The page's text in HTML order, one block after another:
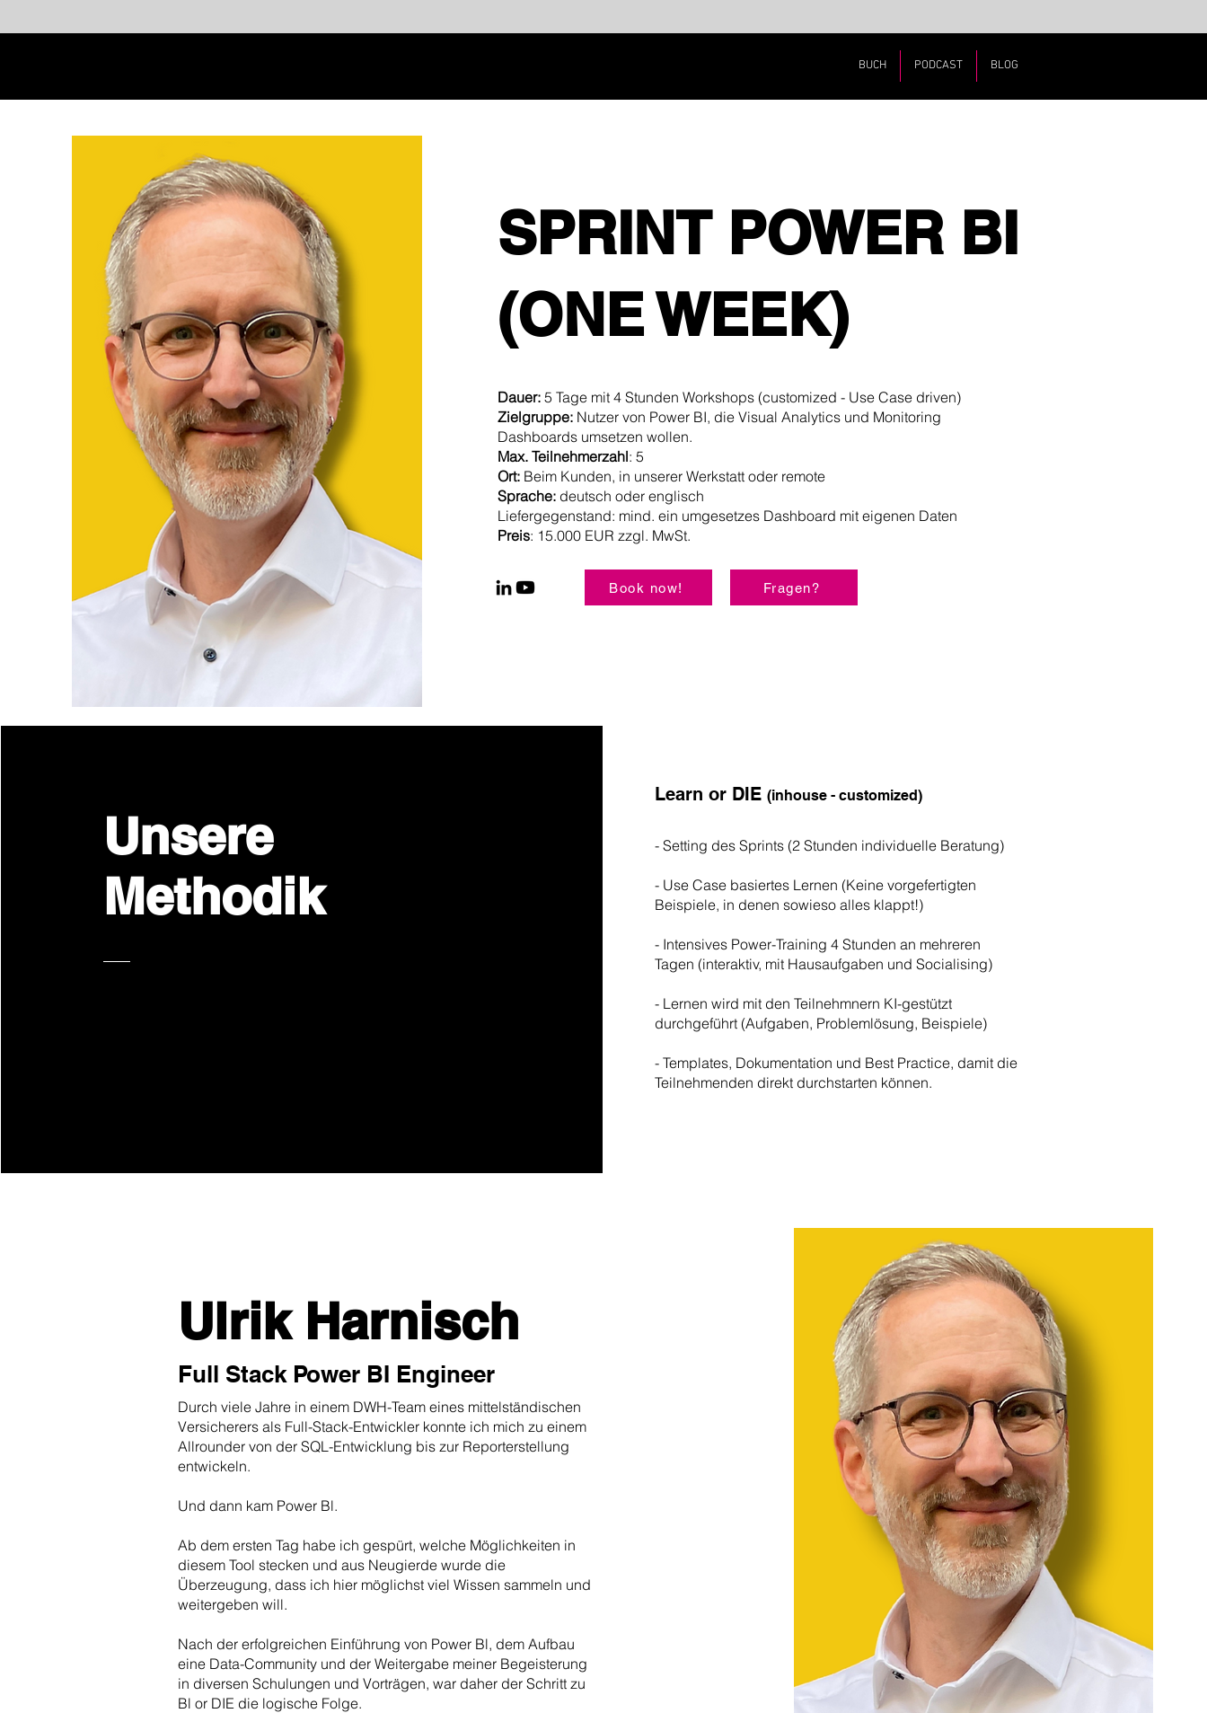
BUCH PODCAST BLOG
SPRINT POWER BI
(ONE WEEK)
Dauer:5 Tage mit 4 Stunden Workshops (customized - Use Case driven)
Zielgruppe:Nutzer von Power BI, die Visual Analytics und Monitoring
Dashboards umsetzen wollen.
Max. Teilnehmerzahl: 5
Ort:Beim Kunden, in unserer Werkstatt oder remote
Sprache:deutsch oder englisch
Liefergegenstand: mind. ein umgesetzes Dashboard mit eigenen Daten
Preis: 15.000 EUR zzgl. MwSt.
Book now! Fragen?
Unsere
Methodik
Learn or DIE(inhouse - customized)
- Setting des Sprints (2 Stunden individuelle Beratung)
- Use Case basiertes Lernen (Keine vorgefertigten
Beispiele, in denen sowieso alles klappt!)
- Intensives Power-Training 4 Stunden an mehreren
Tagen (interaktiv, mit Hausaufgaben und Socialising)
- Lernen wird mit den Teilnehmnern KI-gestützt
durchgeführt (Aufgaben, Problemlösung, Beispiele)
- Templates, Dokumentation und Best Practice, damit die
Teilnehmenden direkt durchstarten können.
Ulrik Harnisch
Full Stack Power BI Engineer
Durch viele Jahre in einem DWH-Team eines mittelständischen
Versicherers als Full-Stack-Entwickler konnte ich mich zu einem
Allrounder von der SQL-Entwicklung bis zur Reporterstellung
entwickeln.
Und dann kam Power Bl.
Ab dem ersten Tag habe ich gespürt, welche Möglichkeiten in
diesem Tool stecken und aus Neugierde wurde die
Überzeugung, dass ich hier möglichst viel Wissen sammeln und
weitergeben will.
Nach der erfolgreichen Einführung von Power Bl, dem Aufbau
eine Data-Community und der Weitergabe meiner Begeisterung
in diversen Schulungen und Vorträgen, war daher der Schritt zu
Bl or DIE die logische Folge.